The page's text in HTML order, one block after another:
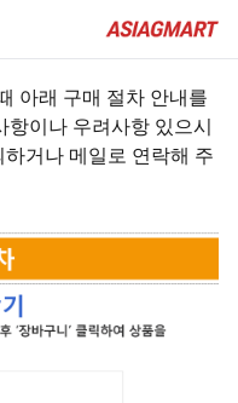
아래 구매 절차 안내를
항이나 우려사항 있으시
거나 메일로 연락해 주